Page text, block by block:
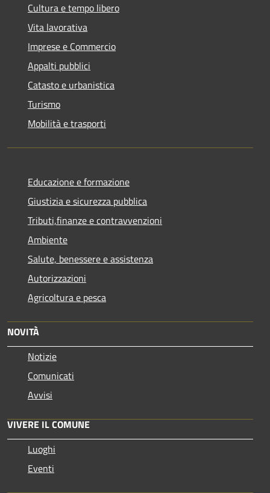
Cultura e tempo libero
Vita lavorativa
Imprese e Commercio
Appalti pubblici
Catasto e urbanistica
Turismo
Mobilità e trasporti
Educazione e formazione
Giustizia e sicurezza pubblica
Tributi,finanze e contravvenzioni
Ambiente
Salute, benessere e assistenza
Autorizzazioni
Agricoltura e pesca
NOVITÀ
Notizie
Comunicati
Avvisi
VIVERE IL COMUNE
Luoghi
Eventi